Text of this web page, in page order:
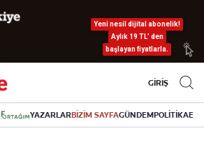
Yeni nesil dijital abonelik!
Aylık 19 TL’ den
başlayan fiyatlarla.
GİRİŞ
YAZARLARBİZİM SAYFAGÜNDEMPOLİTİKA